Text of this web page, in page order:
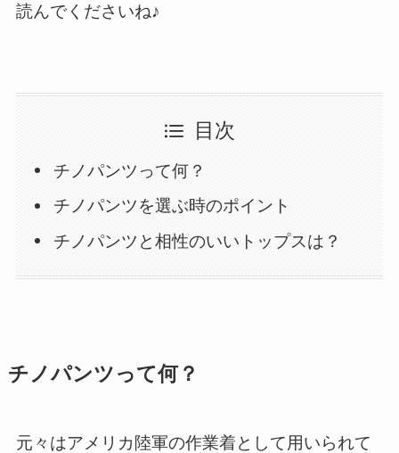
読んでくださいね♪
目次
チノパンツって何？
チノパンツを選ぶ時のポイント
チノパンツと相性のいいトップスは？
チノパンツって何？
元々はアメリカ陸軍の作業着として用いられて